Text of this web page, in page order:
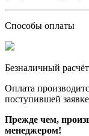
Способы оплаты
Безналичный расчёт
Оплата
поступившей
Прежде чем,
менеджером!